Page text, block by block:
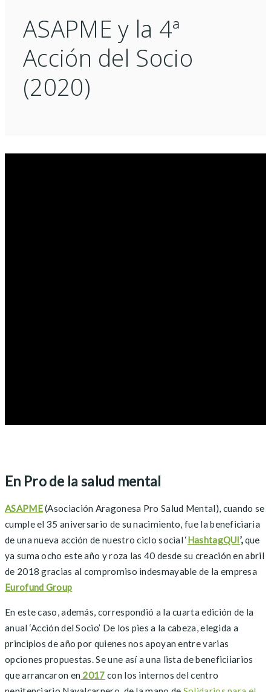
ASAPME y la 4ª
Acción del Socio
(2020)
En Pro de la salud mental
ASAPME(Asociación Aragonesa Pro Salud Mental), cuando se
cumple el 35 aniversario de su nacimiento, fue la beneficiaria
de una nueva acción de nuestro ciclo social ‘HashtagQUI’,que
ya suma ocho este año y roza las 40 desde su creación en abril
de 2018 gracias al compromiso indesmayable de la empresa
Eurofund Group
En este caso, además, correspondió a la cuarta edición de la
anual ‘Acción del Socio’ De los pies a la cabeza, elegida a
principios de año por quienes nos apoyan entre varias
opciones propuestas. Se une así a una lista de beneficiiarios
que arrancaron en 2017 con los internos del centro